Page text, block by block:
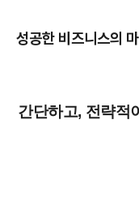
성공한 비즈니스의
간단하고, 전략적